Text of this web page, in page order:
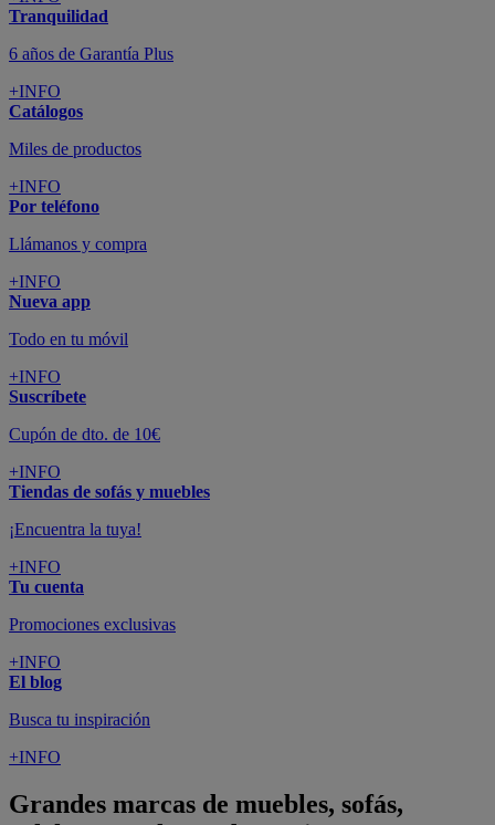
Tranquilidad
6 años de Garantía Plus
+INFO
Catálogos
Miles de productos
+INFO
Por teléfono
Llámanos y compra
+INFO
Nueva app
Todo en tu móvil
+INFO
Suscríbete
Cupón de dto. de 10€
+INFO
Tiendas de sofás y muebles
¡Encuentra la tuya!
+INFO
Tu cuenta
Promociones exclusivas
+INFO
El blog
Busca tu inspiración
+INFO
Grandes marcas de muebles, sofás,